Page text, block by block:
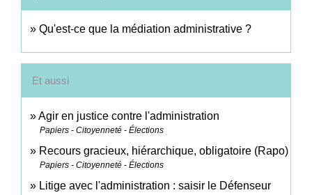
Qu'est-ce que la médiation administrative ?
Et aussi
Agir en justice contre l'administration
Papiers - Citoyenneté - Élections
Recours gracieux, hiérarchique, obligatoire (Rapo)
Papiers - Citoyenneté - Élections
Litige avec l'administration : saisir le Défenseur